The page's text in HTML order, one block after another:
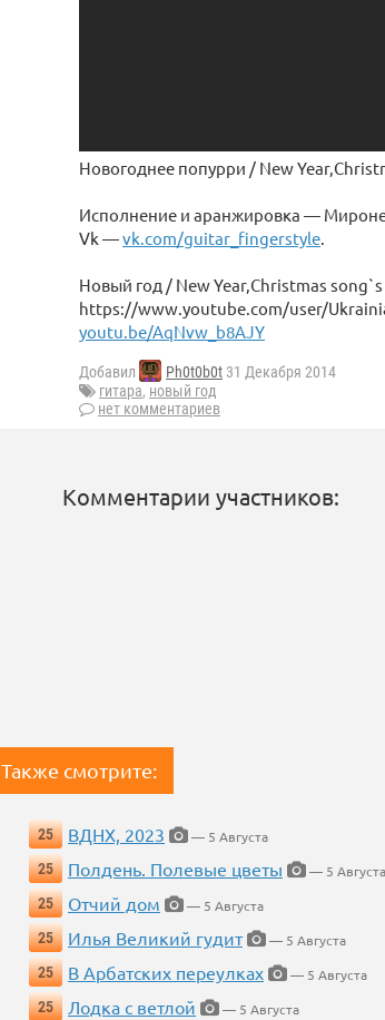
Новогоднее попурри / New
Исполнение и аранжировка —
Vk —vk.com/guitar_fingerstyle.
Новый год / New Year,Christmas
https://www.youtube.com/user/
youtu.be/AqNvw_b8AJY
Добавил Ph0t0b0t 31 Декабря 2014
гитара, новый год
нет комментариев
Комментарии участников:
Также смотрите:
25 ВДНХ, 2023
— 5 Августа
25
Полдень. Полевые цветы
— 5 Августа
25
Отчий дом
— 5 Августа
25
Илья Великий гудит
— 5 Августа
25
В Арбатских переулках
— 5 Августа
25
Лодка с ветлой
— 5 Августа